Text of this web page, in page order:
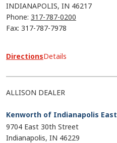
INDIANAPOLIS IN 46217
Phone: 317-787-0200
Fax: 317-787-7978
DirectionsDetails
ALLISON DEALER
Kenworth of Indianapolis East
9704 East 30th Street
Indianapolis IN 46229